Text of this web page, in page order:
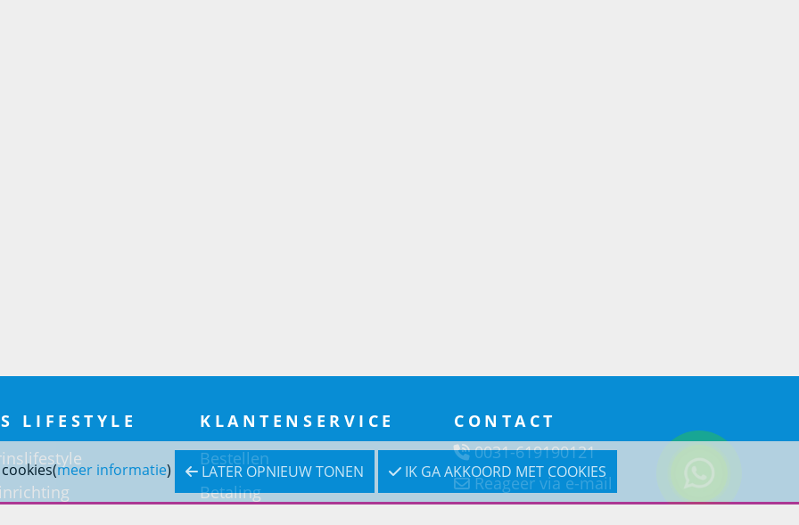
meer informatie) LATER OPNIEUW TONEN IK GA AKKOORD MET COOKIES
LIFESTYLE KLANTENSERVICE
Bestellen
Betaling
CONTACT
0031-619190121
Reageer via e-mail